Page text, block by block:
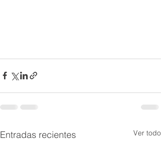
Entradas recientes Ver todo